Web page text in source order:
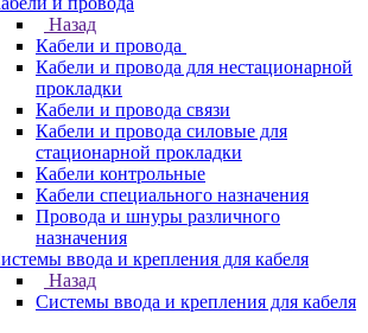
Назад
Кабели и провода
Кабели и провода для нестационарной
прокладки
Кабели и провода связи
Кабели и провода силовые для
стационарной прокладки
Кабели контрольные
Кабели специального назначения
Провода и шнуры различного
назначения
ввода и крепления для кабеля
Назад
Системы ввода и крепления для кабеля